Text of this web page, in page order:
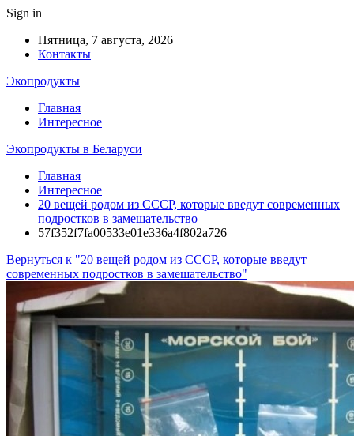
Sign in
Пятница, 7 августа, 2026
Контакты
Экопродукты
Главная
Интересное
Экопродукты в Беларуси
Главная
Интересное
20 вещей родом из СССР, которые введут современных
подростков в замешательство
57f352f7fa00533e01e336a4f802a726
Вернуться к "20 вещей родом из СССР, которые введут
современных подростков в замешательство"